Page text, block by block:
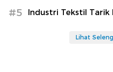
#5 Industri Tekstil Tarik
Lihat